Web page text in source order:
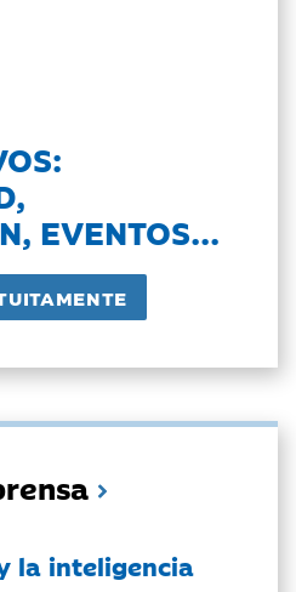
EVENTOS...
la inteligencia